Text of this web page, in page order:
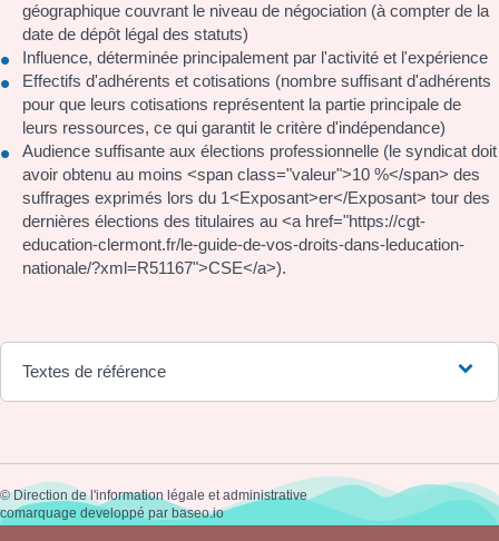
géographique couvrant le niveau de négociation (à compter de la
date de dépôt légal des statuts)
Influence, déterminée principalement par l'activité et l'expérience
Effectifs d'adhérents et cotisations (nombre suffisant d'adhérents
pour que leurs cotisations représentent la partie principale de
leurs ressources, ce qui garantit le critère d'indépendance)
Audience suffisante aux élections professionnelle (le syndicat doit
avoir obtenu au moins <span class="valeur">10 %</span> des
suffrages exprimés lors du 1<Exposant>er</Exposant> tour des
dernières élections des titulaires au <a href="https://cgt-
education-clermont.fr/le-guide-de-vos-droits-dans-leducation-
nationale/?xml=R51167">CSE</a>).
Textes de référence
©Direction de l'information légale et administrative
comarquage developpé par baseo.io